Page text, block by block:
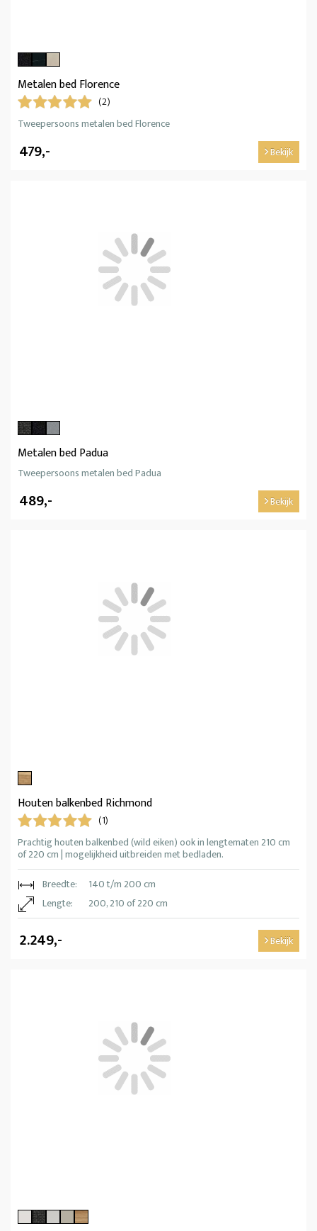
Metalen bed Florence
(2)
Tweepersoons metalen bed Florence
479,- Bekijk
Metalen bed Padua
Tweepersoons metalen bed Padua
489,- Bekijk
Houten balkenbed Richmond
(1)
Prachtig houten balkenbed (wild eiken) ook in lengtematen 210 cm
of 220 cm | mogelijkheid uitbreiden met bedladen.
Breedte:
140 t/m 200 cm
Lengte:
200, 210 of 220 cm
2.249,- Bekijk